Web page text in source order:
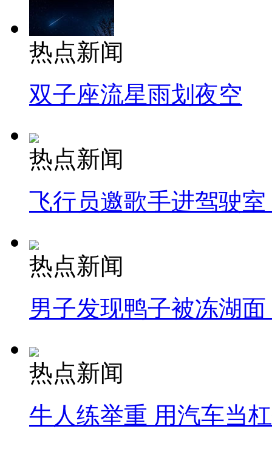
热点新闻
双子座流星雨划夜空
热点新闻
飞行员邀歌手进驾驶
热点新闻
男子发现鸭子被冻湖
热点新闻
牛人练举重 用汽车当